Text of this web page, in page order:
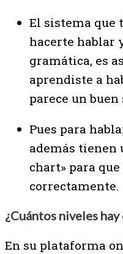
El sistema que
hacerte hablar
gramática, es
aprendiste a
parece un
Pues para
además tienen
chart» para
correctamente.
¿Cuántos niveles
En su plataforma